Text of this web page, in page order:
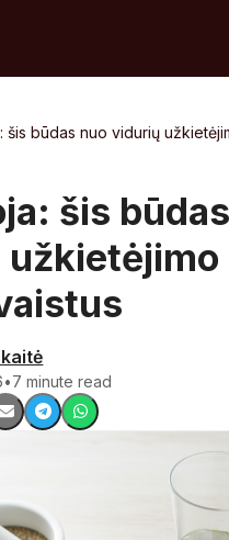
šis būdas nuo vidurių
šis
•7 minute read